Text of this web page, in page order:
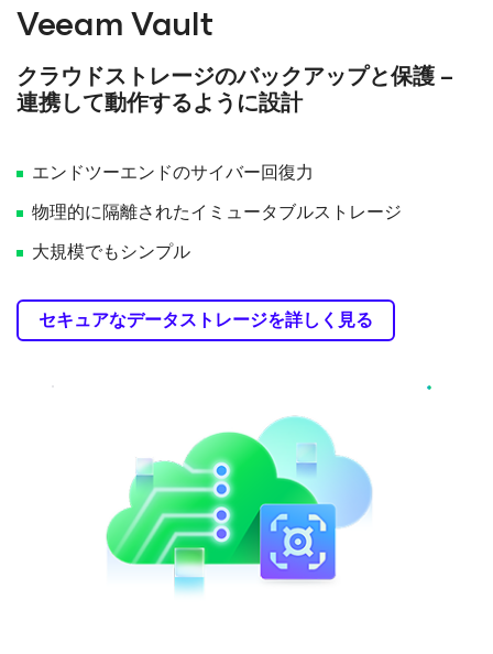
Veeam Vault
クラウドストレージのバックアップと保護 –
連携して動作するように設計
エンドツーエンドのサイバー回復力
物理的に隔離されたイミュータブルストレージ
大規模でもシンプル
セキュアなデータストレージを詳しく見る